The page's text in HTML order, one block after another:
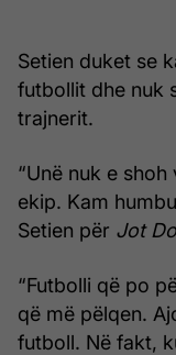
Setien duket se
futbollit dhe nuk
trajnerit.
“Unë nuk e
ekip. Kam
Setien për Jot
“Futbolli që po
që më pëlqen.
futboll. Në fakt,